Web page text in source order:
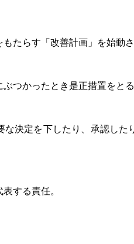
たらす「改善計画」を始動
つかったとき是正措置をとる
な決定を下したり、承認し
する責任。